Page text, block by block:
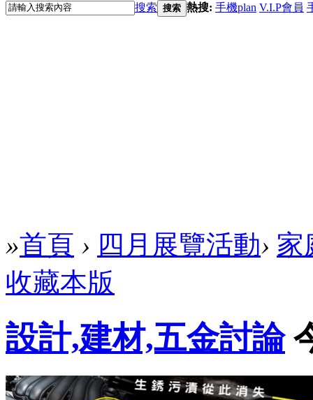
搜索 搜索 熱搜: 手機plan V.I.P會員
»首頁 › 四月展覽活動› 家
收藏本版
設計,建材,五金討論